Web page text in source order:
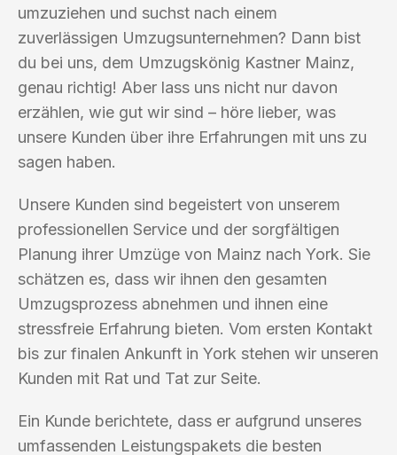
umzuziehen und suchst nach einem
zuverlässigen Umzugsunternehmen? Dann bist
du bei uns, dem Umzugskönig Kastner Mainz,
genau richtig! Aber lass uns nicht nur davon
erzählen, wie gut wir sind – höre lieber, was
unsere Kunden über ihre Erfahrungen mit uns zu
sagen haben.
Unsere Kunden sind begeistert von unserem
professionellen Service und der sorgfältigen
Planung ihrer Umzüge von Mainz nach York. Sie
schätzen es, dass wir ihnen den gesamten
Umzugsprozess abnehmen und ihnen eine
stressfreie Erfahrung bieten. Vom ersten Kontakt
bis zur finalen Ankunft in York stehen wir unseren
Kunden mit Rat und Tat zur Seite.
Ein Kunde berichtete, dass er aufgrund unseres
umfassenden Leistungspakets die besten